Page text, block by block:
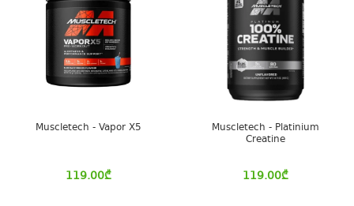
Muscletech - Vapor X5
119.00₾
Muscletech - Platinium
Creatine
119.00₾